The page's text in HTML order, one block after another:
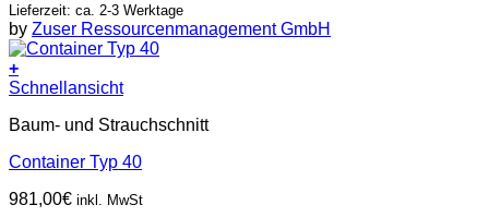
Lieferzeit: ca. 2-3 Werktage
by Zuser Ressourcenmanagement GmbH
+
Schnellansicht
Baum- und Strauchschnitt
Container Typ 40
981,00€ inkl. MwSt